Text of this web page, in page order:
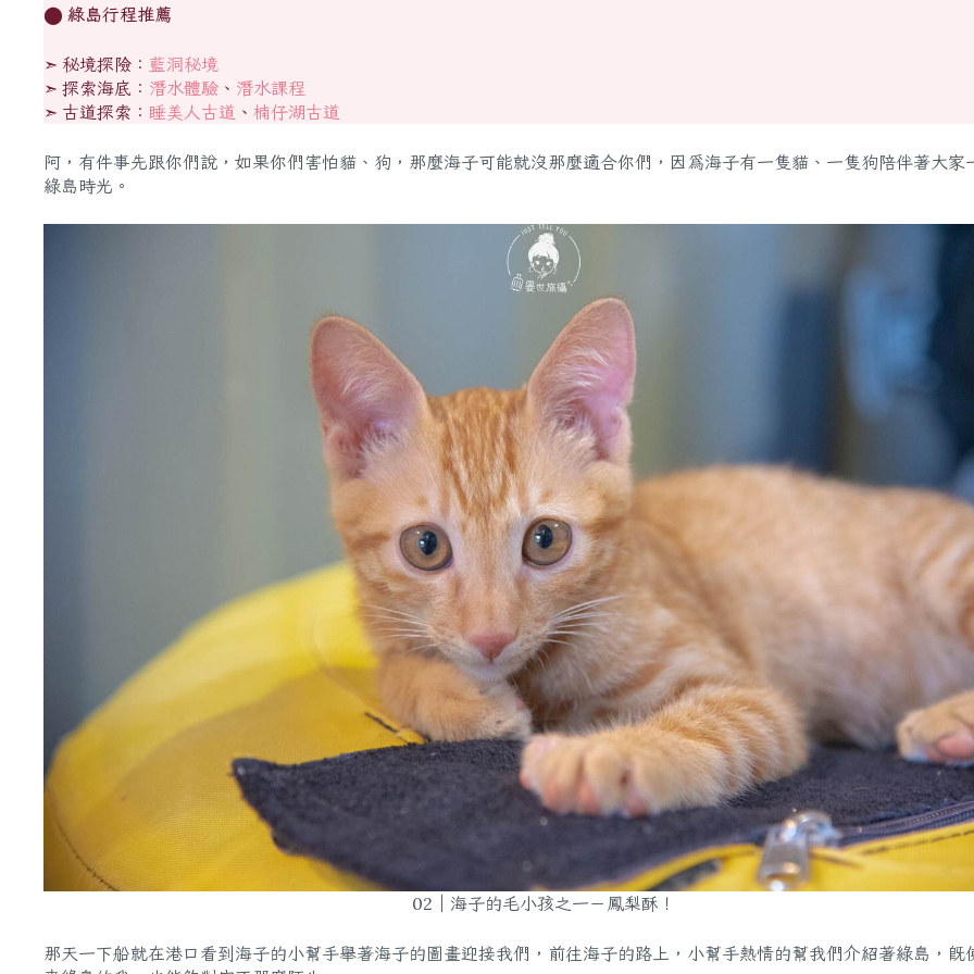
⬤ 綠島行程推薦
➣ 秘境探險： 藍洞秘境
➣ 探索海底： 潛水體驗 、 潛水課程
➣ 古道探索： 睡美人古道 、 楠仔湖古道
阿，有件事先跟你們說，如果你們害怕貓、狗，那麼海子可能就沒那麼適合你們，因為海子有一隻貓、一隻狗陪伴著大家
綠島時光。
02｜海子的毛小孩之一－鳳梨酥！
那天一下船就在港口看到海子的小幫手舉著海子的圖畫迎接我們，前往海子的路上，小幫手熱情的幫我們介紹著綠島，既